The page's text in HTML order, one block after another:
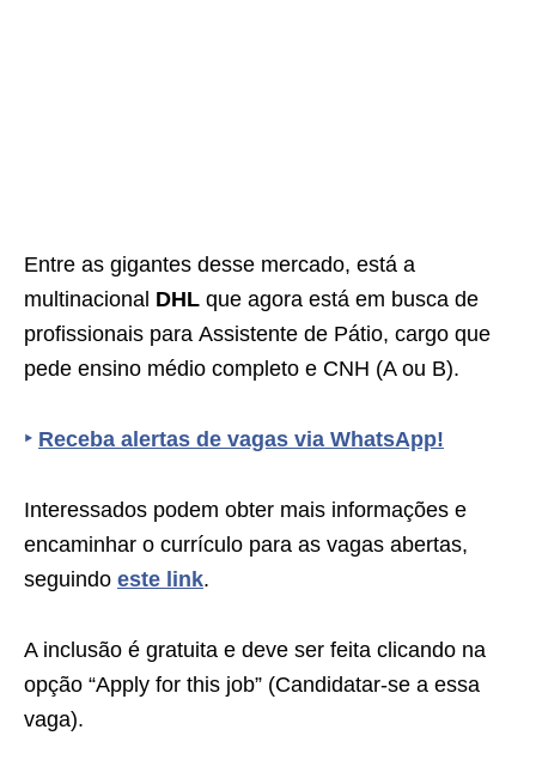
Entre as gigantes desse mercado, está a
multinacional DHL que agora está em busca de
profissionais para Assistente de Pátio, cargo que
pede ensino médio completo e CNH (A ou B).
‣ Receba alertas de vagas via WhatsApp!
Interessados podem obter mais informações e
encaminhar o currículo para as vagas abertas,
seguindo este link.
A inclusão é gratuita e deve ser feita clicando na
opção “Apply for this job” (Candidatar-se a essa
vaga).